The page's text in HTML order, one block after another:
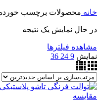
خانه محصولات برچسب خورده
در حال نمایش یک نتیجه
مشاهده فیلترها
نمایش 9
24
36
مقایسه